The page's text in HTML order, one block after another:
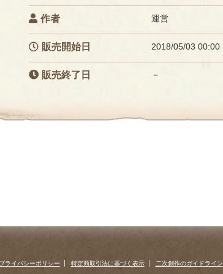
作者 運営
販売開始日 2018/05/03 00:00
販売終了日 －
ライバシーポリシー 特定商取引法に基づく表示 二次創作のガイドライン